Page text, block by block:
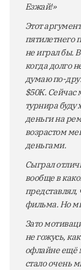
Езжай!»
Этот
пятилетнего
не играл бы.
когда долго
думаю по-
$50K. Сейчас
турнира буду
деньги на
возрастом
деньгами.
Сыграл
вообще в
представлял,
фильма. Но
Зато
не гожусь,
офлайне ещё
стало очень